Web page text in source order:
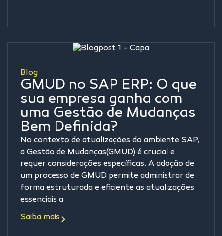
Blog
GMUD no SAP ERP: O que
sua empresa ganha com
uma Gestão de Mudanças
Bem Definida?
No contexto de atualizações do ambiente SAP,
a Gestão de Mudanças(GMUD) é crucial e
requer considerações específicas. A adoção de
um processo de GMUD permite administrar de
forma estruturada e eficiente as atualizações
essenciais a
Saiba mais